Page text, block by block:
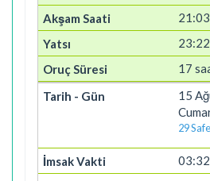
21:03
23:22
17
15
29
03:32